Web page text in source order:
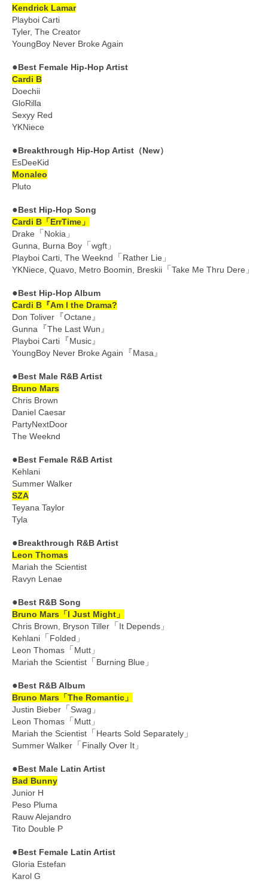
Kendrick Lamar
Playboi Carti
Tyler, The Creator
YoungBoy Never Broke Again
●Best Female Hip-Hop Artist
Cardi B
Doechii
GloRilla
Sexyy Red
YKNiece
●Breakthrough Hip-Hop Artist（New）
EsDeeKid
Monaleo
Pluto
●Best Hip-Hop Song
Cardi B「ErrTime」
Drake 「 Nokia」
Gunna, Burna Boy 「 wgft」
Playboi Carti, The Weeknd 「 Rather Lie」
YKNiece, Quavo, Metro Boomin, Breskii 「 Take Me Thru Dere」
●Best Hip-Hop Album
Cardi B『Am I the Drama?
Don Toliver 『Octane』
Gunna 『The Last Wun』
Playboi Carti 『Music』
YoungBoy Never Broke Again 『Masa』
●Best Male R&B Artist
Bruno Mars
Chris Brown
Daniel Caesar
PartyNextDoor
The Weeknd
●Best Female R&B Artist
Kehlani
Summer Walker
SZA
Teyana Taylor
Tyla
●Breakthrough R&B Artist
Leon Thomas
Mariah the Scientist
Ravyn Lenae
●Best R&B Song
Bruno Mars「I Just Might」
Chris Brown, Bryson Tiller 「 It Depends」
Kehlani 「 Folded」
Leon Thomas 「 Mutt」
Mariah the Scientist 「 Burning Blue」
●Best R&B Album
Bruno Mars「The Romantic」
Justin Bieber 「 Swag」
Leon Thomas 「 Mutt」
Mariah the Scientist 「 Hearts Sold Separately 」
Summer Walker 「 Finally Over It」
●Best Male Latin Artist
Bad Bunny
Junior H
Peso Pluma
Rauw Alejandro
Tito Double P
●Best Female Latin Artist
Gloria Estefan
Karol G